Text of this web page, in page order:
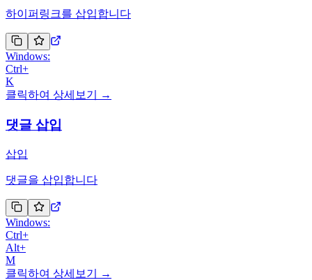
하이퍼링크를 삽입합니다
Windows:
Ctrl+
K
클릭하여 상세보기 →
댓글 삽입
삽입
댓글을 삽입합니다
Windows:
Ctrl+
Alt+
M
클릭하여 상세보기 →